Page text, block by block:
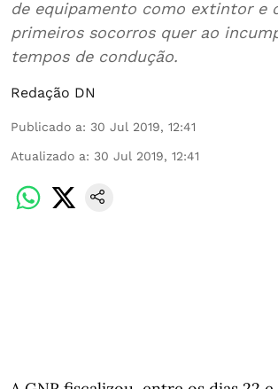
de equipamento como extintor e
primeiros socorros quer ao
tempos de condução.
Redação DN
Publicado a: 30 Jul 2019, 12:41
Atualizado a: 30 Jul 2019, 12:41